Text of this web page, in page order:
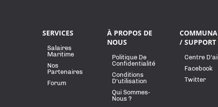
SERVICES
Salaires
Maritime
Nos
Partenaires
Forum
À PROPOS DE
NOUS
Politique De
Confidentialité
Conditions
D'utilisation
Qui Sommes-
Nous ?
/ SUPPORT
Centre
Facebook
Twitter